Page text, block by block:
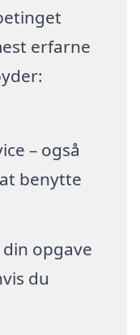
erfarne
– også
benytte
opgave
du